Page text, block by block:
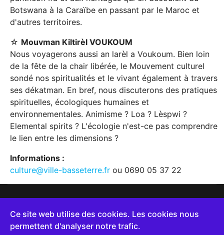
Botswana à la Caraïbe en passant par le Maroc et
d'autres territoires.
☆ Mouvman Kiltirèl VOUKOUM
Nous voyagerons aussi an larèl a Voukoum. Bien loin
de la fête de la chair libérée, le Mouvement culturel
sondé nos spiritualités et le vivant également à travers
ses dékatman. En bref, nous discuterons des pratiques
spirituelles, écologiques humaines et
environnementales. Animisme ? Loa ? Lèspwi ?
Elemental spirits ? L'écologie n'est-ce pas comprendre
le lien entre les dimensions ?
Informations :
culture@ville-basseterre.fr ou 0690 05 37 22
BASSE-TERRE, Tél: 05 90 80 56 56, contact@ville-
basseterre.fr
Ce site web utilise des cookies. Les cookies nous
permettent d'analyser notre trafic.